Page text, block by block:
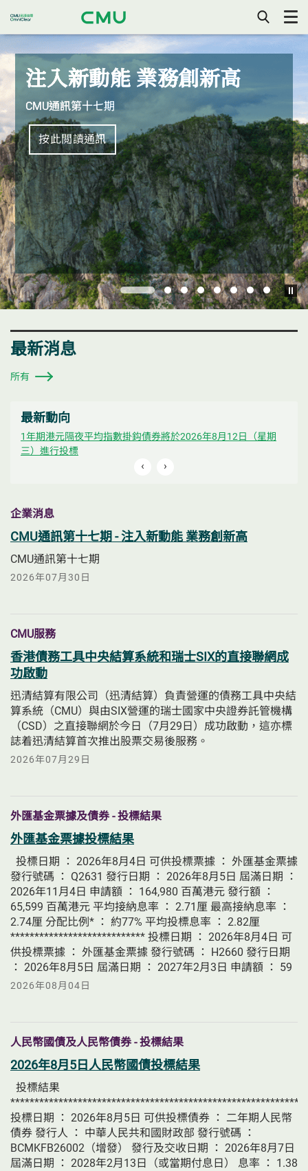
打
開/
關
手
機
目
錄
香
港
金
融
管
理
局
你
可
使
用
盤
上
的
左
右
鍵
控
制
方
向
注入新動能 業務創新高
CMU通訊第十七期
按此閲讀通訊
1 2 3 4 5 6 7 8
最新消息
所有
最新動向
1年期港元隔夜平均指數掛鈎債券將於2026年8月12日（星期
三）進行投標
上一則新聞
‹ 下一則新聞
›
企業消息
CMU通訊第十七期 - 注入新動能 業務創新高
CMU通訊第十七期
2026年07月30日
CMU服務
香港債務工具中央結算系統和瑞士SIX的直接聯網成
功啟動
迅清結算有限公司（迅清結算）負責營運的債務工具中央結
算系統（CMU）與由SIX營運的瑞士國家中央證券託管機構
（CSD）之直接聯網於今日（7月29日）成功啟動，這亦標
誌着迅清結算首次推出股票交易後服務。
2026年07月29日
外匯基金票據及債券 - 投標結果
外匯基金票據投標結果
投標日期 ： 2026年8月4日 可供投標票據 ： 外匯基金票據
發行號碼 ： Q2631 發行日期 ： 2026年8月5日 屆滿日期 ：
2026年11月4日 申請額 ： 164,980 百萬港元 發行額 ：
65,599 百萬港元 平均接納息率 ： 2.71厘 最高接納息率 ：
2.74厘 分配比例* ： 約77% 平均投標息率 ： 2.82厘
**************************** 投標日期 ： 2026年8月4日 可
供投標票據 ： 外匯基金票據 發行號碼 ： H2660 發行日期
： 2026年8月5日 屆滿日期 ： 2027年2月3日 申請額 ： 59
2026年08月04日
人民幣國債及人民幣債券 - 投標結果
2026年8月5日人民幣國債投標結果
投標結果
投標日期 ： 2026年8月5日 可供投標債券 ： 二年期人民幣
債券 發行人 ： 中華人民共和國財政部 發行號碼 ：
BCMKFB26002（增發） 發行及交收日期 ： 2026年8月7日
屆滿日期 ： 2028年2月13日（或當期付息日） 息率 ： 1.38